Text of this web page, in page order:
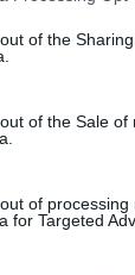
visit or usage
to Google
specified
of the
of the Sale of
of processing
for Targeted